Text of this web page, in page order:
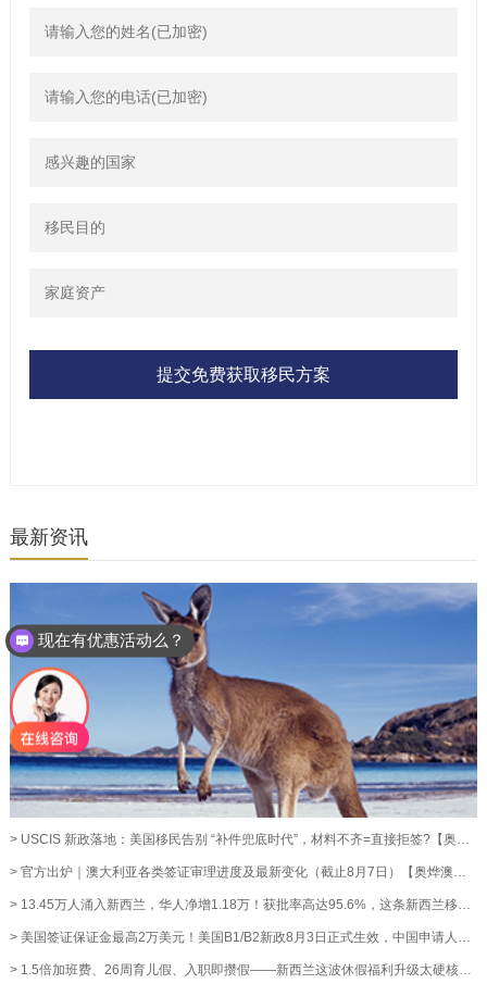
提交免费获取移民方案
最新资讯
> USCIS 新政落地：美国移民告别 “补件兜底时代”，材料不齐=直接拒签?【奥烨移民资讯】
> 官方出炉｜澳大利亚各类签证审理进度及最新变化（截止8月7日）【奥烨澳洲移民资讯】
> 13.45万人涌入新西兰，华人净增1.18万！获批率高达95.6%，这条新西兰移民通道藏不住了！【奥烨移民资讯】
> 美国签证保证金最高2万美元！美国B1/B2新政8月3日正式生效，中国申请人暂不受影响【奥烨移民资讯】
> 1.5倍加班费、26周育儿假、入职即攒假——新西兰这波休假福利升级太硬核！【奥烨移民资讯】
可以介绍下你们的产品么？
现在有优惠活动么？